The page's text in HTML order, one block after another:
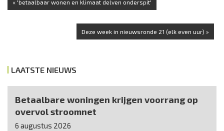
« 'betaalbaar wonen en klimaat delven onderspit'
Deze week in nieuwsronde 21 (elk even uur) »
LAATSTE NIEUWS
Betaalbare woningen krijgen voorrang op
overvol stroomnet
6 augustus 2026